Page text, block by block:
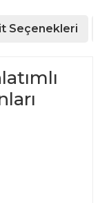
Seçenekleri